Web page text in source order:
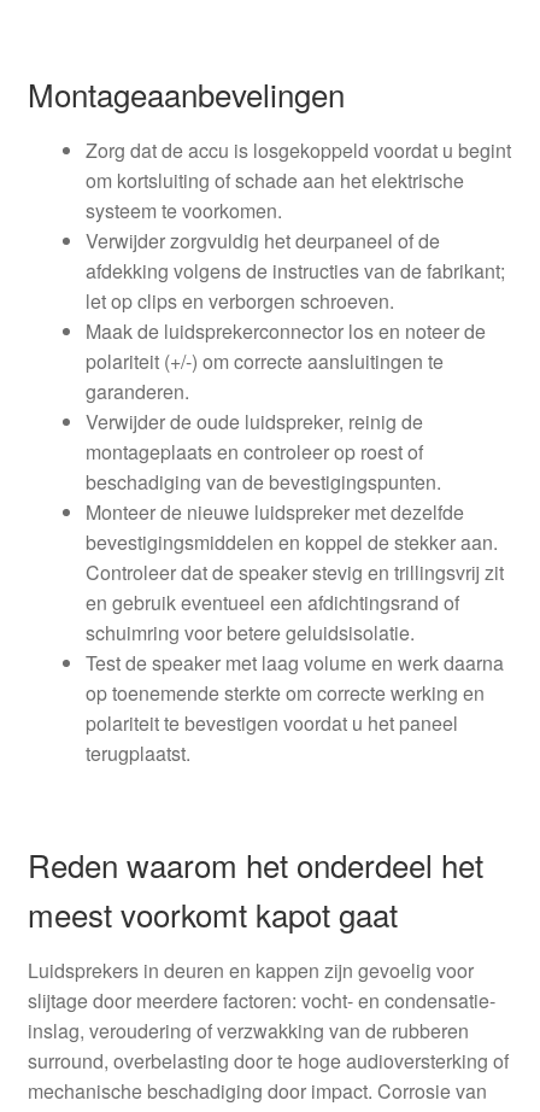
Montageaanbevelingen
Zorg dat de accu is losgekoppeld voordat u begint
om kortsluiting of schade aan het elektrische
systeem te voorkomen.
Verwijder zorgvuldig het deurpaneel of de
afdekking volgens de instructies van de fabrikant;
let op clips en verborgen schroeven.
Maak de luidsprekerconnector los en noteer de
polariteit (+/-) om correcte aansluitingen te
garanderen.
Verwijder de oude luidspreker, reinig de
montageplaats en controleer op roest of
beschadiging van de bevestigingspunten.
Monteer de nieuwe luidspreker met dezelfde
bevestigingsmiddelen en koppel de stekker aan.
Controleer dat de speaker stevig en trillingsvrij zit
en gebruik eventueel een afdichtingsrand of
schuimring voor betere geluidsisolatie.
Test de speaker met laag volume en werk daarna
op toenemende sterkte om correcte werking en
polariteit te bevestigen voordat u het paneel
terugplaatst.
Reden waarom het onderdeel het
meest voorkomt kapot gaat
Luidsprekers in deuren en kappen zijn gevoelig voor
slijtage door meerdere factoren: vocht- en condensatie-
inslag, veroudering of verzwakking van de rubberen
surround, overbelasting door te hoge audioversterking of
mechanische beschadiging door impact. Corrosie van